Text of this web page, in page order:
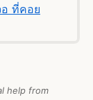
อ ที่คอย
help from